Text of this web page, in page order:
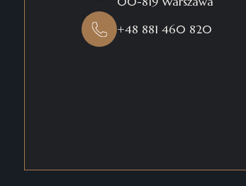
+48 881 460 820